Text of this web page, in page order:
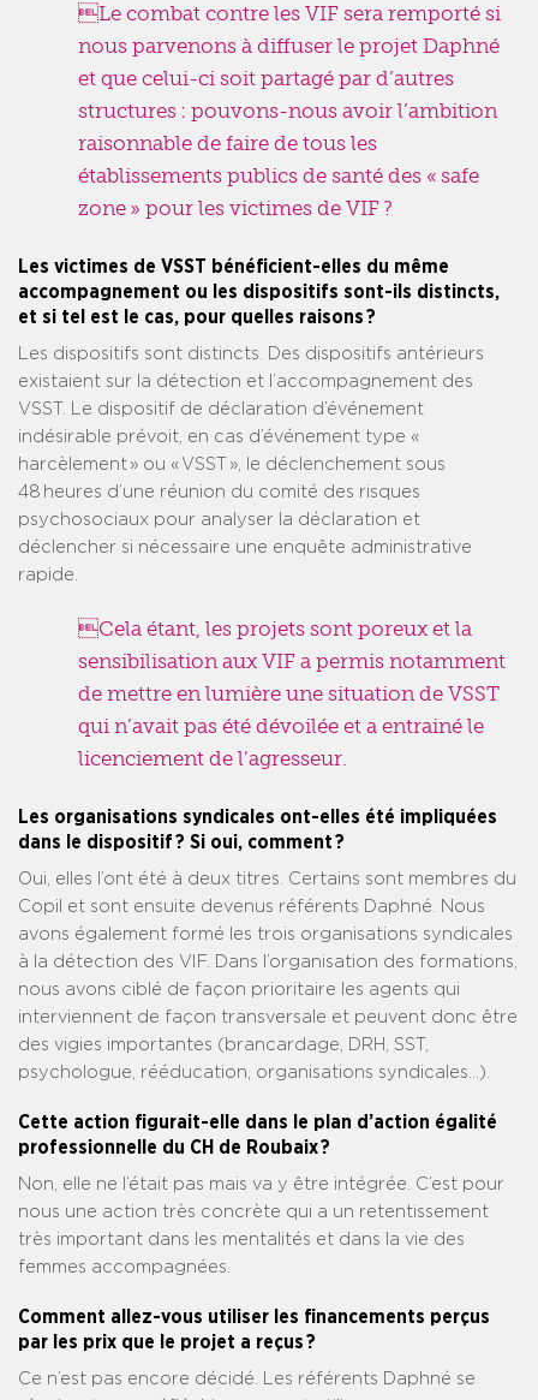
Le combat contre les VIF sera remporté si
nous parvenons à diffuser le projet Daphné
et que celui-ci soit partagé par d’autres
structures : pouvons-nous avoir l’ambition
raisonnable de faire de tous les
établissements publics de santé des « safe
zone » pour les victimes de VIF ?
Les victimes de VSST bénéficient-elles du même
accompagnement ou les dispositifs sont-ils distincts,
et si tel est le cas, pour quelles raisons ?
Les dispositifs sont distincts. Des dispositifs antérieurs
existaient sur la détection et l’accompagnement des
VSST. Le dispositif de déclaration d’événement
indésirable prévoit, en cas d’événement type «
harcèlement » ou « VSST », le déclenchement sous
48 heures d’une réunion du comité des risques
psychosociaux pour analyser la déclaration et
déclencher si nécessaire une enquête administrative
rapide.
Cela étant, les projets sont poreux et la
sensibilisation aux VIF a permis notamment
de mettre en lumière une situation de VSST
qui n’avait pas été dévoilée et a entrainé le
licenciement de l’agresseur.
Les organisations syndicales ont-elles été impliquées
dans le dispositif ? Si oui, comment ?
Oui, elles l’ont été à deux titres. Certains sont membres du
Copil et sont ensuite devenus référents Daphné. Nous
avons également formé les trois organisations syndicales
à la détection des VIF. Dans l’organisation des formations,
nous avons ciblé de façon prioritaire les agents qui
interviennent de façon transversale et peuvent donc être
des vigies importantes (brancardage, DRH, SST,
psychologue, rééducation, organisations syndicales…).
Cette action figurait-elle dans le plan d’action égalité
professionnelle du CH de Roubaix ?
Non, elle ne l’était pas mais va y être intégrée. C’est pour
nous une action très concrète qui a un retentissement
très important dans les mentalités et dans la vie des
femmes accompagnées.
Comment allez-vous utiliser les financements perçus
par les prix que le projet a reçus ?
Ce n’est pas encore décidé. Les référents Daphné se